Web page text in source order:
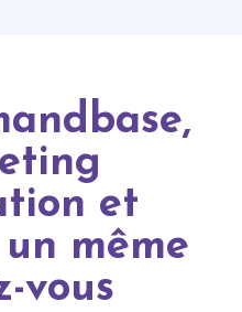
et
même
vous